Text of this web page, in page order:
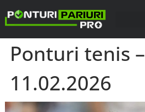
Ponturi tenis –
11.02.2026